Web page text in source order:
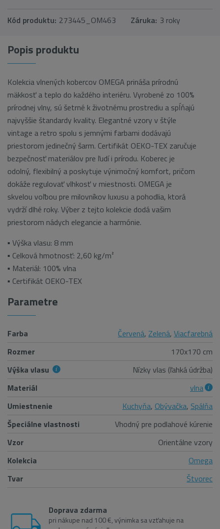
Kód produktu: 273445_OM463 Záruka: 3 roky
Popis produktu
Kolekcia vlnených kobercov OMEGA prináša prírodnú
mäkkosť a teplo do každého interiéru. Vyrobené zo 100%
prírodnej vlny, sú šetrné k životnému prostrediu a spĺňajú
najvyššie štandardy kvality. Elegantné vzory v štýle
vintage a retro spolu s jemnými farbami dodávajú
priestorom jedinečný šarm. Certifikát OEKO-TEX zaručuje
bezpečnosť materiálov pre ľudí i prírodu. Koberec je
odolný, flexibilný a poskytuje výnimočný komfort, pričom
dokáže regulovať vlhkosť v miestnosti. OMEGA je
skvelou voľbou pre milovníkov luxusu a pohodlia, ktorá
vydrží dlhé roky. Výber z tejto kolekcie dodá vašim
priestorom nádych elegancie a harmónie.
▪ Výška vlasu: 8 mm
▪ Celková hmotnosť: 2,60 kg/m²
▪ Materiál: 100% vlna
▪ Certifikát OEKO-TEX
Parametre
Farba Červená, Zelená, Viacfarebná
Rozmer
170x170 cm
Výška vlasu
Nízky vlas (ľahká údržba)
Materiál
vlna
Umiestnenie
Kuchyňa, Obývačka, Spálňa
Špeciálne vlastnosti
Vhodný pre podlahové kúrenie
Vzor
Orientálne vzory
Kolekcia
Omega
Tvar
Štvorec
Doprava zdarma
pri nákupe nad 100 €, výnimka sa vzťahuje na